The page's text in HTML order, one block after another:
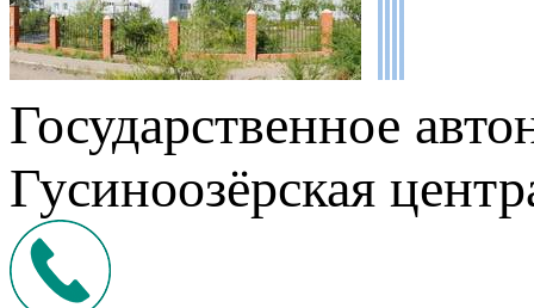
Государственное
Гусиноозёрская